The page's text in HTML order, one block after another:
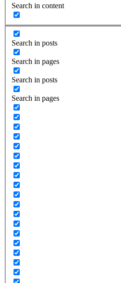
Search in content
Search in posts
Search in pages
Search in posts
Search in pages